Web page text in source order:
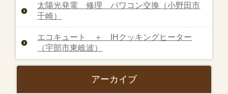
太陽光発電 修理 パワコン交換（小野田市
千崎）
エコキュート ＋ IHクッキングヒーター
（宇部市東岐波）
アーカイブ